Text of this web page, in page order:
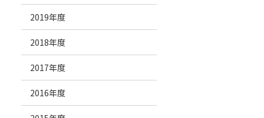
2019年度
2018年度
2017年度
2016年度